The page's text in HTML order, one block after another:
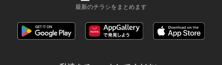
最新のチラシをまとめます